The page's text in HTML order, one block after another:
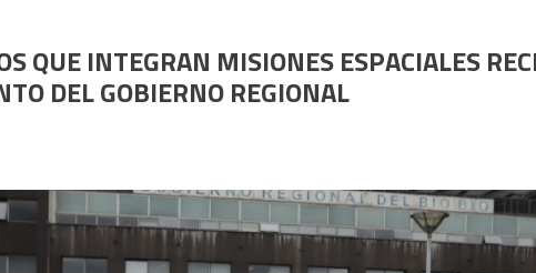
QUE INTEGRAN MISIONES ESPACIALES
DEL GOBIERNO REGIONAL